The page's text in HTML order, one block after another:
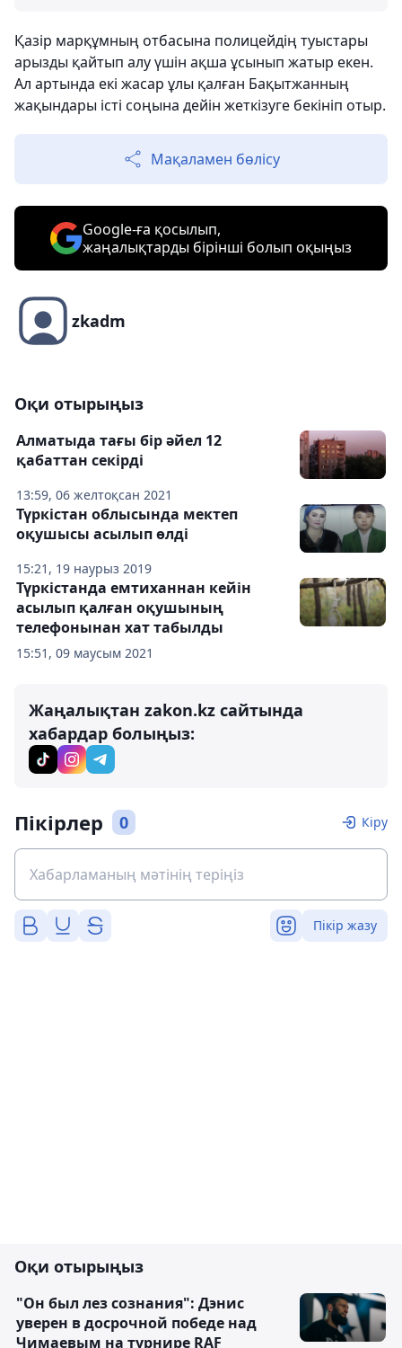
Қазір марқұмның отбасына полицейдің туыстары
арызды қайтып алу үшін ақша ұсынып жатыр екен.
Ал артында екі жасар ұлы қалған Бақытжанның
жақындары істі соңына дейін жеткізуге бекініп отыр.
Мақаламен бөлісу
Google-ға қосылып,
жаңалықтарды бірінші болып оқыңыз
zkadm
Оқи отырыңыз
13:59, 06 желтоқсан 2021
Алматыда тағы бір әйел 12
қабаттан секірді
15:21, 19 наурыз 2019
Түркістан облысында мектеп
оқушысы асылып өлді
15:51, 09 маусым 2021
Түркістанда емтиханнан кейін
асылып қалған оқушының
телефонынан хат табылды
Жаңалықтан zakon.kz сайтында
хабардар болыңыз:
Пікірлер 0 Кіру
Пікір жазу
Оқи отырыңыз
"Он был лез сознания": Дэнис
уверен в досрочной победе над
Чимаевым на турнире RAF